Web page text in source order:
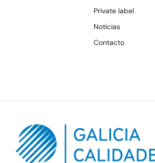
Private label
Noticias
Contacto